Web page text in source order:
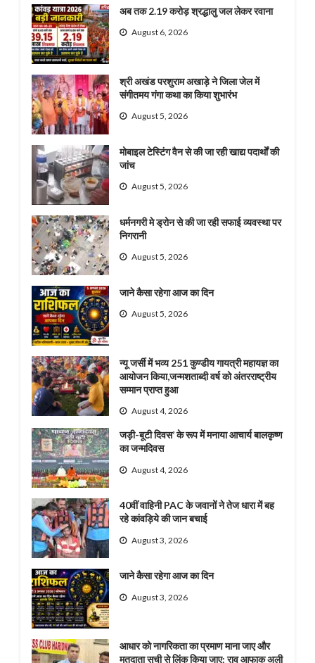
अब तक 2.19 करोड़ श्रद्धालु जल लेकर रवाना
August 6, 2026
श्री अखंड परशुराम अखाड़े ने जिला जेल में
संगीतमय गंगा कथा का किया शुभारंभ
August 5, 2026
मोबाइल टेस्टिंग वैन से की जा रही खाद्य पदार्थों की
जांच
August 5, 2026
धर्मनगरी मे ड्रोन से की जा रही सफाई व्यवस्था पर
निगरानी
August 5, 2026
जाने कैसा रहेगा आज का दिन
August 5, 2026
न्यू जर्सी में भव्य 251 कुण्डीय गायत्री महायज्ञ का
आयोजन किया,जन्मशताब्दी वर्ष को अंतरराष्ट्रीय
सम्मान प्राप्त हुआ
August 4, 2026
जड़ी-बूटी दिवस’ के रूप में मनाया आचार्य बालकृष्ण
का जन्मदिवस
August 4, 2026
40वीं वाहिनी PAC के जवानों ने तेज धारा में बह
रहे कांवड़िये की जान बचाई
August 3, 2026
जाने कैसा रहेगा आज का दिन
August 3, 2026
आधार को नागरिकता का प्रमाण माना जाए और
मतदाता सूची से लिंक किया जाए: राव आफाक अली